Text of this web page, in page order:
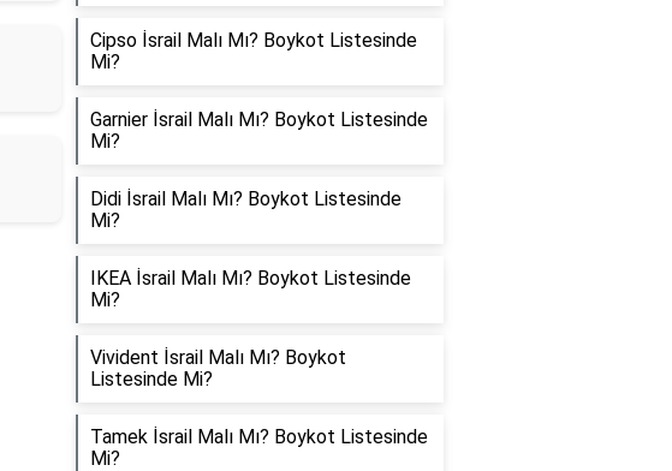
Cipso İsrail Malı Mı? Boykot Listesinde
Mi?
Garnier İsrail Malı Mı? Boykot Listesinde
Mi?
Didi İsrail Malı Mı? Boykot Listesinde
Mi?
IKEA İsrail Malı Mı? Boykot Listesinde
Mi?
Vivident İsrail Malı Mı? Boykot
Listesinde Mi?
Tamek İsrail Malı Mı? Boykot Listesinde
Mi?